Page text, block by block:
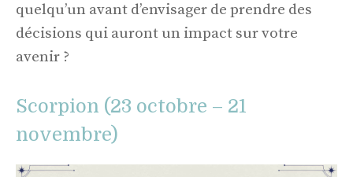
quelqu’un avant d’envisager de prendre des
décisions qui auront un impact sur votre
avenir ?
Scorpion (23 octobre – 21
novembre)